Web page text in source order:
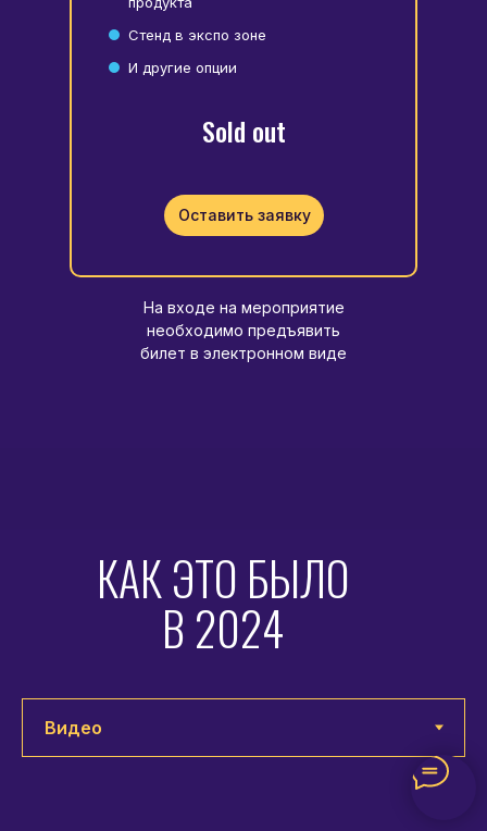
Sold out
На входе на мероприятие
необходимо предъявить
билет в электронном виде
И другие опции
Стенд в экспо зоне
Оставить заявку
КАК ЭТО БЫЛО
В 2024